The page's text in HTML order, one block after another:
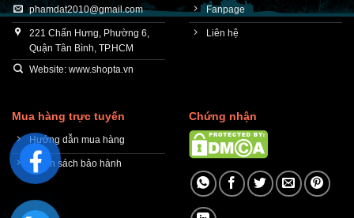
phamdat2010@gmail.com
221 Chấn Hưng, Phường 6,
Quận Tân Bình, TP.HCM
Website: www.shopta.vn
Fanpage
Liên hệ
Mua hàng trực tuyến
Hướng dẫn mua hàng
Chính sách bảo hành
Chứng nhận